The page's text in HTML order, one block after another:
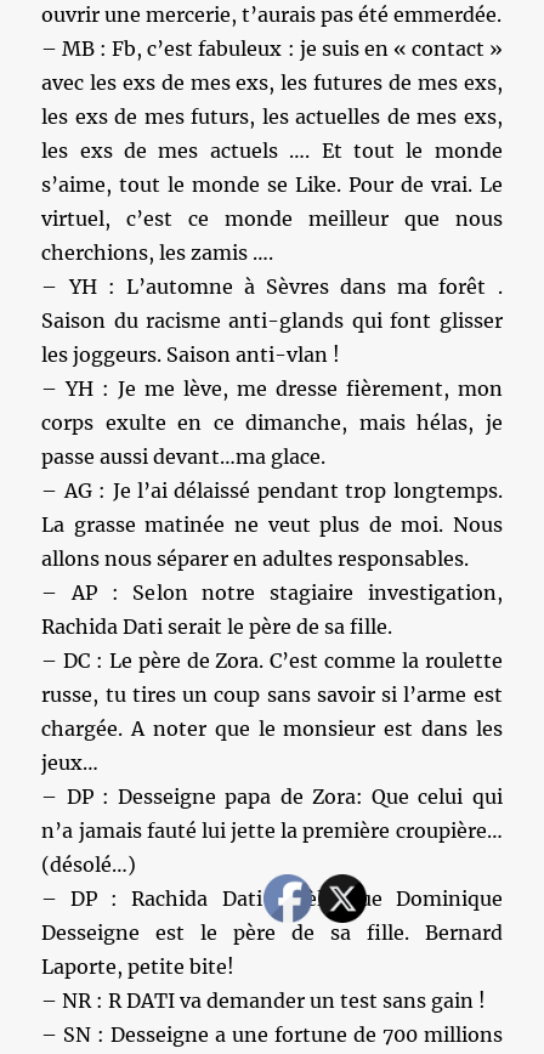
ouvrir une mercerie, t’aurais pas été emmerdée.
– MB : Fb, c’est fabuleux : je suis en « contact »
avec les exs de mes exs, les futures de mes exs,
les exs de mes futurs, les actuelles de mes exs,
les exs de mes actuels …. Et tout le monde
s’aime, tout le monde se Like. Pour de vrai. Le
virtuel, c’est ce monde meilleur que nous
cherchions, les zamis ….
– YH : L’automne à Sèvres dans ma forêt .
Saison du racisme anti-glands qui font glisser
les joggeurs. Saison anti-vlan !
– YH : Je me lève, me dresse fièrement, mon
corps exulte en ce dimanche, mais hélas, je
passe aussi devant…ma glace.
– AG : Je l’ai délaissé pendant trop longtemps.
La grasse matinée ne veut plus de moi. Nous
allons nous séparer en adultes responsables.
– AP : Selon notre stagiaire investigation,
Rachida Dati serait le père de sa fille.
– DC : Le père de Zora. C’est comme la roulette
russe, tu tires un coup sans savoir si l’arme est
chargée. A noter que le monsieur est dans les
jeux…
– DP : Desseigne papa de Zora: Que celui qui
n’a jamais fauté lui jette la première croupière…
(désolé…)
– DP : Rachida Dati révèle que Dominique
Desseigne est le père de sa fille. Bernard
Laporte, petite bite!
– NR : R DATI va demander un test sans gain !
– SN : Desseigne a une fortune de 700 millions